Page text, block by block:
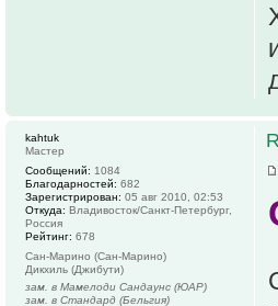
kahtuk
Мастер
Сообщений: 1084
Благодарностей: 682
Зарегистрирован: 05 авг 2010, 02:53
Откуда: Владивосток/Санкт-Петербург,
Россия
Рейтинг: 678
Сан-Марино (Сан-Марино)
Дикхиль (Джибути)
зам. в Мамелоди Сандаунс (ЮАР)
зам. в Стандард (Бельгия)